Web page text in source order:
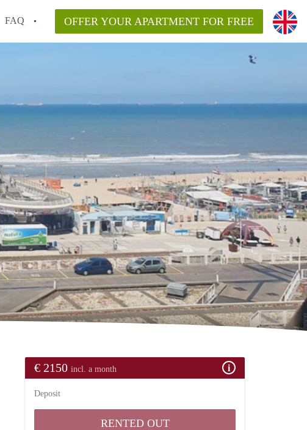
FAQ OFFER YOUR APARTMENT FOR FREE
€ 2150 incl. a month
Deposit
RENTED OUT